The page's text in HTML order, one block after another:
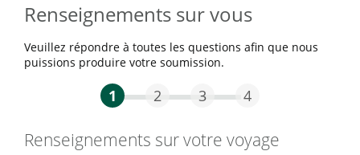
Renseignements sur vous
Veuillez répondre à toutes les questions afin que nous
puissions produire votre soumission.
1 La première étape Actuel
2 Deuxième étape
3 Troisième étape
4
Renseignements sur votre voyage